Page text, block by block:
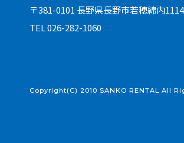
〒381-0101 長野県長野市若穂綿内
TEL026-282-1060
Copyright(C) 2010 SANKO RENTAL All